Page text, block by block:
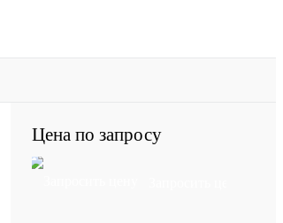
Цена по запросу